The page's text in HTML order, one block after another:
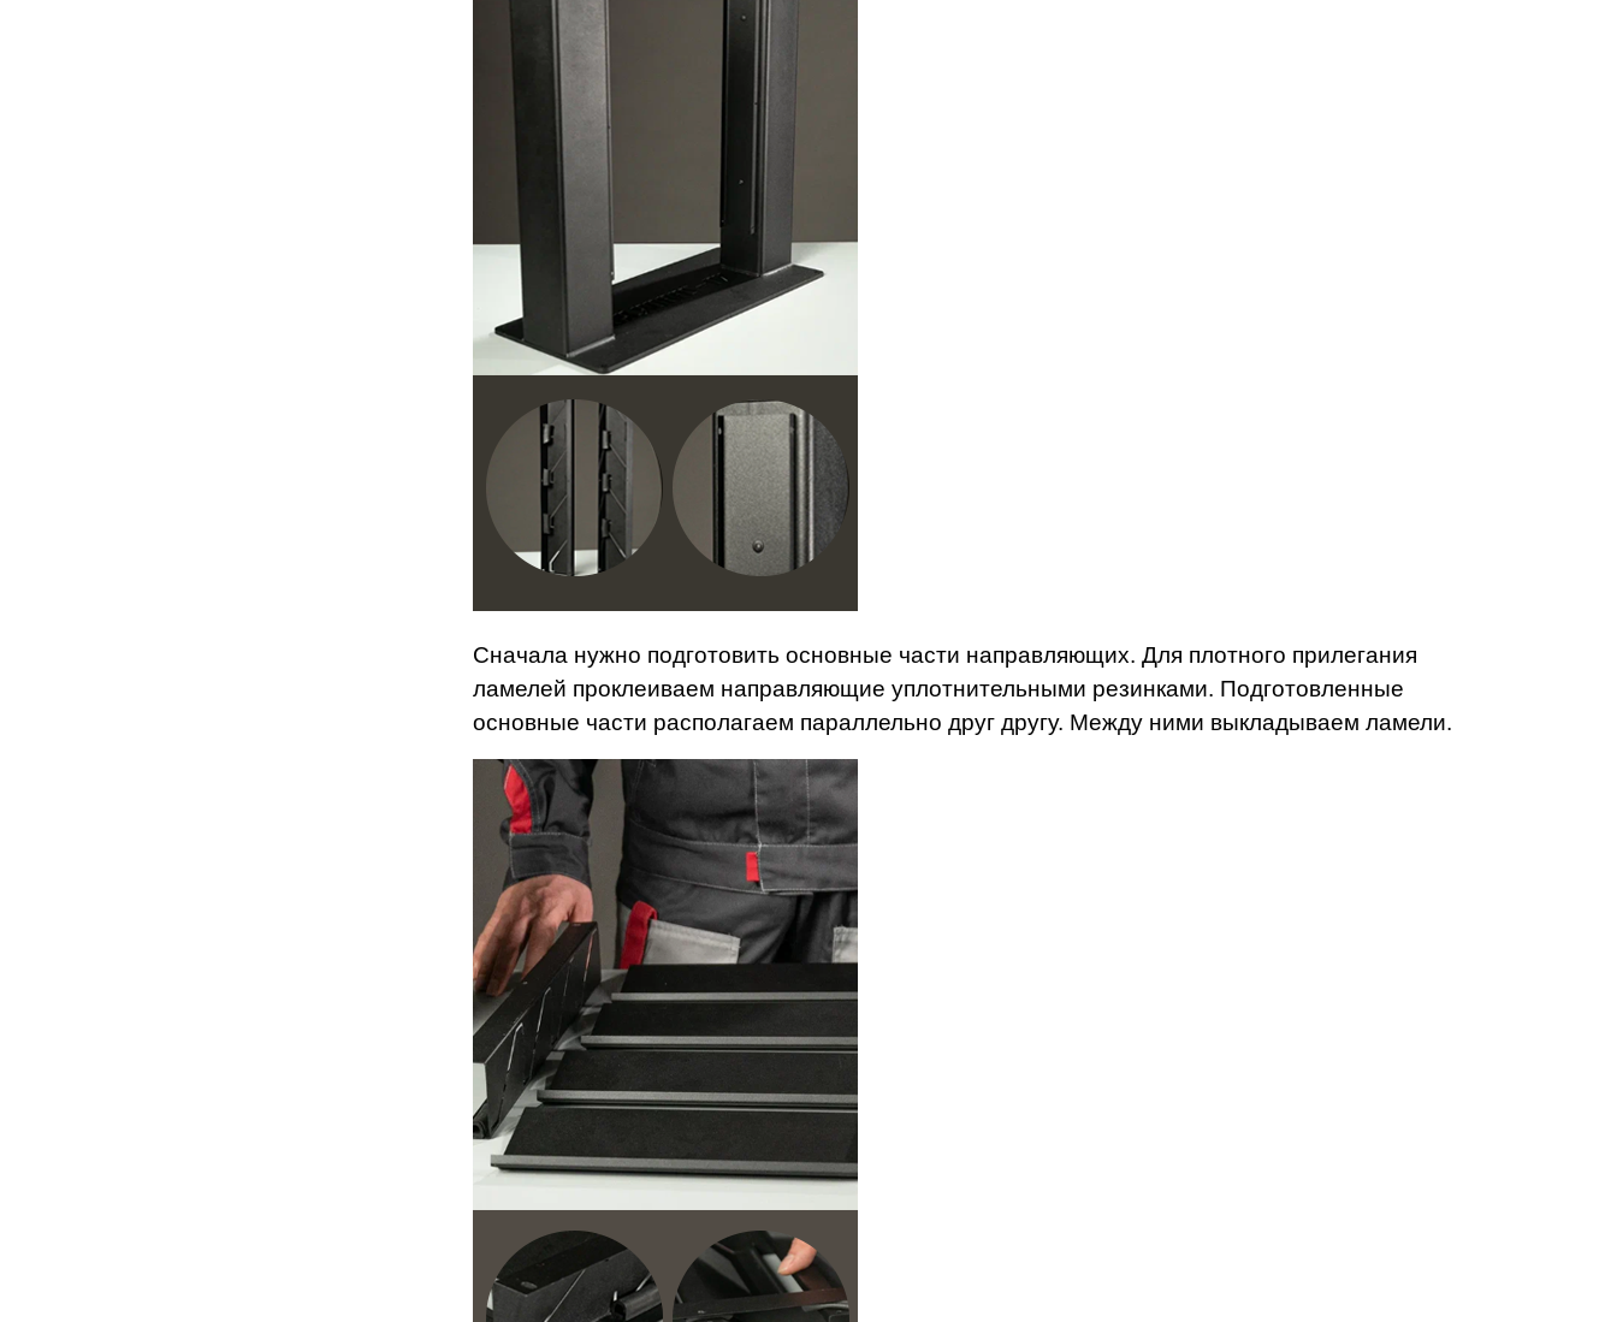
Сначала нужно подготовить основные части направляющих. Для плотного прилегания
ламелей проклеиваем направляющие уплотнительными резинками. Подготовленные
основные части располагаем параллельно друг другу. Между ними выкладываем ламели.